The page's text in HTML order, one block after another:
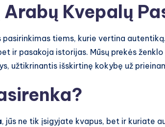
Kvepalų
pasirinkimas tiems, kurie vertina
ir pasakoja istorijas. Mūsų prekės
užtikrinantis išskirtinę kokybę už
, jūs ne tik įsigyjate kvapus, bet ir kuriate